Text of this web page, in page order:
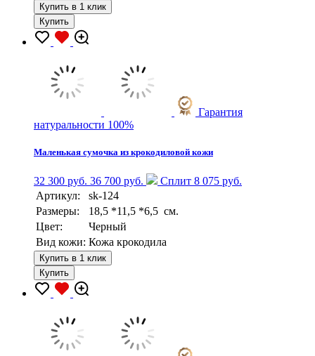
Купить в 1 клик
Купить
Гарантия
натуральности 100%
Маленькая сумочка из крокодиловой кожи
32 300 руб. 36 700 руб.
Сплит 8 075 руб.
Артикул:
sk-124
Размеры:
18,5 *11,5 *6,5 см.
Цвет:
Черный
Вид кожи: Кожа крокодила
Купить в 1 клик
Купить